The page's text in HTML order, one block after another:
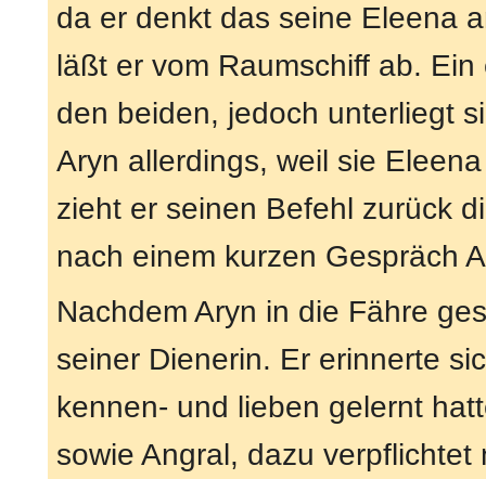
da er denkt das seine Eleena
läßt er vom Raumschiff ab.
den beiden, jedoch unterliegt
Aryn allerdings, weil sie
zieht er seinen Befehl zurück
nach einem kurzen Gespräch
Nachdem Aryn in die Fähre
seiner Dienerin. Er erinnerte
kennen- und lieben gelernt
sowie Angral, dazu